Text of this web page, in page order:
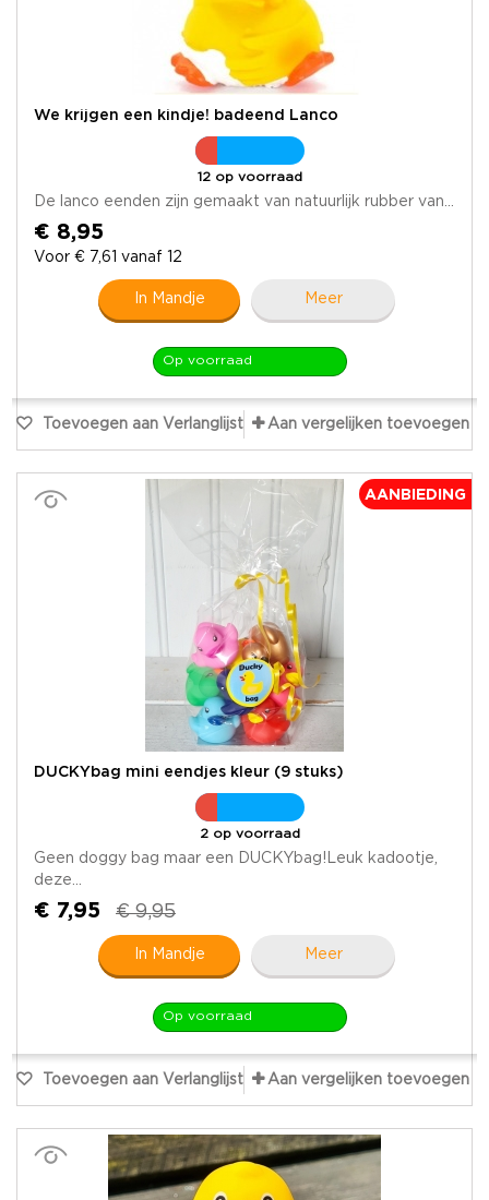
We krijgen een kindje! badeend Lanco
12 op voorraad
De lanco eenden zijn gemaakt van natuurlijk rubber van...
€ 8,95
Voor € 7,61 vanaf 12
In Mandje Meer
Op voorraad
Toevoegen aan Verlanglijst Aan vergelijken toevoegen
AANBIEDING
DUCKYbag mini eendjes kleur (9 stuks)
2 op voorraad
Geen doggy bag maar een DUCKYbag!Leuk kadootje,
deze...
€ 7,95 € 9,95
In Mandje Meer
Op voorraad
Toevoegen aan Verlanglijst Aan vergelijken toevoegen